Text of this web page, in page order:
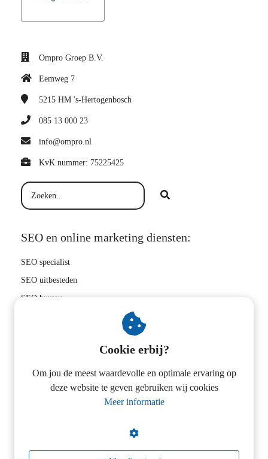
Ompro Groep B.V.
Eemweg 7
5215 HM 's-Hertogenbosch
085 13 000 23
info@ompro.nl
KvK nummer: 75225425
SEO en online marketing diensten:
SEO specialist
SEO uitbesteden
SEO bureau
Zoekwoorden onderzoek
Linkbuilding uitbesteden
SEO tips
Cookie erbij?
Om jou de meest waardevolle en optimale ervaring op
deze website te geven gebruiken wij cookies
Meer informatie